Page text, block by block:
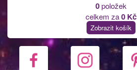
0položek
celkem za0 Kč
Zobrazit košík